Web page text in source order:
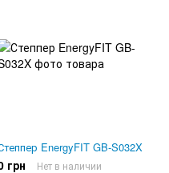
EnergyFIT GB-S032X
грн Нет в наличии